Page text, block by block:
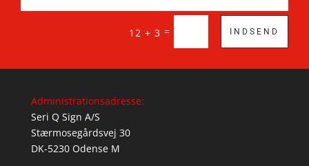
12 + 3 = INDSEND
Administrationsadresse:
Seri Q Sign A/S
Stærmosegårdsvej 30
DK-5230 Odense M